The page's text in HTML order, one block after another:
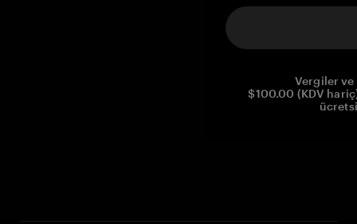
Vergiler
$100.00 (KDV